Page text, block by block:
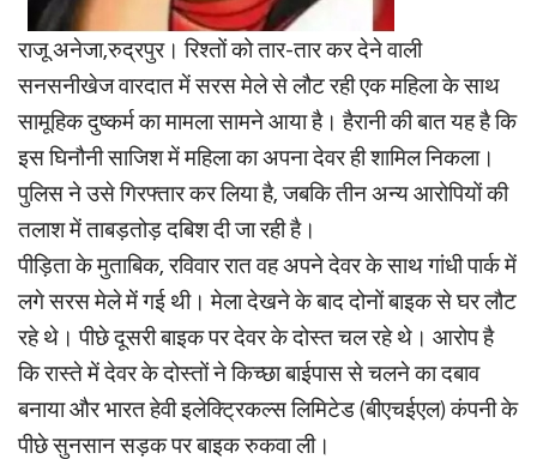
राजू अनेजा,रुद्रपुर। रिश्तों को तार-तार कर देने वाली
सनसनीखेज वारदात में सरस मेले से लौट रही एक महिला के साथ
सामूहिक दुष्कर्म का मामला सामने आया है। हैरानी की बात यह है कि
इस घिनौनी साजिश में महिला का अपना देवर ही शामिल निकला।
पुलिस ने उसे गिरफ्तार कर लिया है, जबकि तीन अन्य आरोपियों की
तलाश में ताबड़तोड़ दबिश दी जा रही है।
पीड़िता के मुताबिक, रविवार रात वह अपने देवर के साथ गांधी पार्क में
लगे सरस मेले में गई थी। मेला देखने के बाद दोनों बाइक से घर लौट
रहे थे। पीछे दूसरी बाइक पर देवर के दोस्त चल रहे थे। आरोप है
कि रास्ते में देवर के दोस्तों ने किच्छा बाईपास से चलने का दबाव
बनाया और भारत हेवी इलेक्ट्रिकल्स लिमिटेड (बीएचईएल) कंपनी के
पीछे सुनसान सड़क पर बाइक रुकवा ली।